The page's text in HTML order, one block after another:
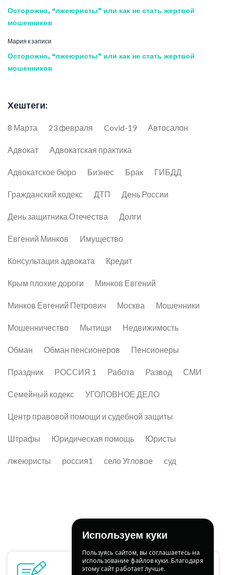
Осторожно, “лжеюристы” или как не стать жертвой
мошенников
Мария к записи
Осторожно, “лжеюристы” или как не стать жертвой
мошенников
Хештеги:
8 Марта 23 февраля Covid-19 Автосалон
Адвокат Адвокатская практика
Адвокатское бюро Бизнес Брак ГИБДД
Гражданский кодекс ДТП День России
День защитника Отечества Долги
Евгений Минков Имущество
Консультация адвоката Кредит
Крым плохие дороги Минков Евгений
Минков Евгений Петрович Москва Мошенники
Мошенничество Мытищи Недвижимость
Обман Обман пенсионеров Пенсионеры
Праздник РОССИЯ 1 Работа Развод СМИ
Семейный кодекс УГОЛОВНОЕ ДЕЛО
Центр правовой помощи и судебной защиты
Штрафы Юридическая помощь Юристы
лжеюристы россия1 село Угловое суд
Используем куки
Пользуясь сайтом, вы соглашаетесь на
использование файлов куки. Благодаря
этому сайт работает лучше.